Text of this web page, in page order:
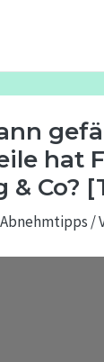
hat
Co?
Abnehmtipps /